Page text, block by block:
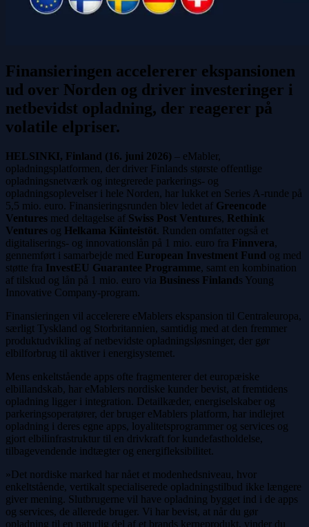
Finansieringen accelererer ekspansionen
ud over Norden og driver investeringer i
netbevidst opladning, der reagerer på
volatile elpriser.
HELSINKI, Finland (16. juni 2026) – eMabler,
opladningsplatformen, der driver Finlands største offentlige
opladningsnetværk og integrerede parkerings- og
opladningsoplevelser i hele Norden, har lukket en Series A-runde på
5,5 mio. euro. Finansieringsrunden blev ledet af Greencode
Ventures med deltagelse af Swiss Post Ventures, Rethink
Ventures og Helkama Kiinteistöt. Runden omfatter også et
digitaliserings- og innovationslån på 1 mio. euro fra Finnvera,
gennemført i samarbejde med European Investment Fund og med
støtte fra InvestEU Guarantee Programme, samt en kombination
af tilskud og lån på 1 mio. euro via Business Finlands Young
Innovative Company-program.
Finansieringen vil accelerere eMablers ekspansion til Centraleuropa,
særligt Tyskland og Storbritannien, samtidig med at den fremmer
produktudvikling af netbevidste opladningsløsninger, der gør
elbilforbrug til aktiver i energisystemet.
Mens enkeltstående apps ofte fragmenterer det europæiske
elbillandskab, har eMablers nordiske kunder bevist, at fremtidens
opladning ligger i integration. Detailkæder, energiselskaber og
parkeringsoperatører, der bruger eMablers platform, har indlejret
opladning i deres egne apps, loyalitetsprogrammer og services og
gjort elbilinfrastruktur til en drivkraft for kundefastholdelse,
tilbagevendende indtægter og energifleksibilitet.
»Det nordiske marked har nået et modenhedsniveau, hvor
enkeltstående, vertikalt specialiserede opladningstilbud ikke længere
giver mening. Slutbrugerne vil have opladning bygget ind i de apps
og services, de allerede bruger. Vi har bevist, at når du gør
opladning til en naturlig del af et brands kerneprodukt, vinder du